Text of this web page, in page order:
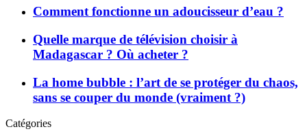
Comment fonctionne un adoucisseur d’eau ?
Quelle marque de télévision choisir à
Madagascar ? Où acheter ?
La home bubble : l’art de se protéger du chaos,
sans se couper du monde (vraiment ?)
Catégories